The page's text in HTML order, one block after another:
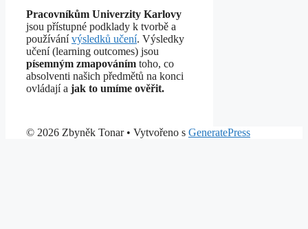
Pracovníkům Univerzity Karlovy
jsou přístupné podklady k tvorbě a
používánívýsledků učení. Výsledky
učení (learning outcomes) jsou
písemným zmapováním toho, co
absolventi našich předmětů na konci
ovládají a jak to umíme ověřit.
© 2026 Zbyněk Tonar• Vytvořeno s GeneratePress